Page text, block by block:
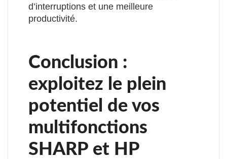
d’interruptions et une meilleure
productivité.
Conclusion :
exploitez le plein
potentiel de vos
multifonctions
SHARP et HP